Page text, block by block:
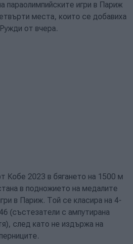
параолимпийските игри в Париж
места, които се добавиха
от вчера.
Кобе 2023 в бягането на 1500 м
в подножието на медалите
в Париж. Той се класира на 4-
(състезатели с ампутирана
след като не издържа на